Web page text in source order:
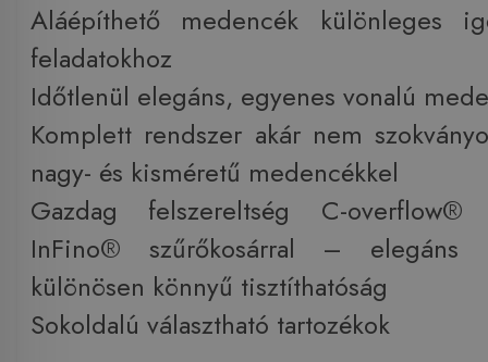
Aláépíthető medencék különleges
feladatokhoz
Időtlenül elegáns, egyenes vonalú
Komplett rendszer akár nem
nagy- és kisméretű medencékkel
Gazdag felszereltség C-
InFino® szűrőkosárral – elegáns
különösen könnyű tisztíthatóság
Sokoldalú választható tartozékok